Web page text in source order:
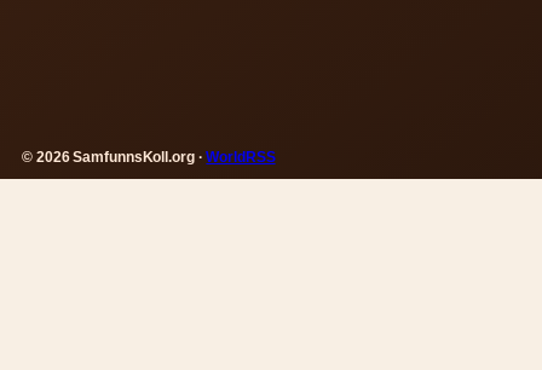
© 2026 SamfunnsKoll.org ·WorldRSS